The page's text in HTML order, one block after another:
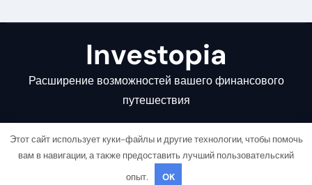
Investopia
Расширение возможностей вашего финансового
путешествия
Copyright © All rights reserved |
Этот сайт использует куки-файлы и другие технологии, чтобы помочь
вам в навигации, а также предоставить лучший пользовательский
опыт.
OK